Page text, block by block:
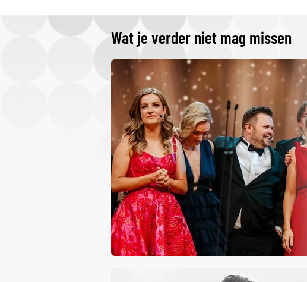
Wat je verder niet mag missen